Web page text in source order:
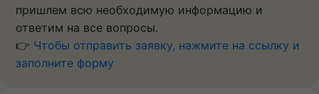
пришлем всю необходимую информацию и
ответим на все вопросы.
👉 Чтобы отправить заявку, нажмите на ссылку и
заполните форму